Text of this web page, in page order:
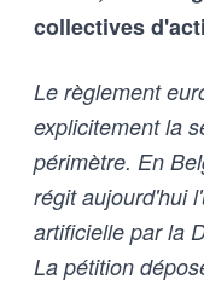
collectives
Le règlement
explicitement la
périmètre. En
régit aujourd'hui
artificielle par la
La pétition